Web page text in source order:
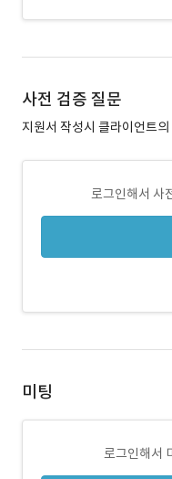
사전 검증 질문
지원서 작성시 클라이언트
로그인해서 사
미팅
로그인해서